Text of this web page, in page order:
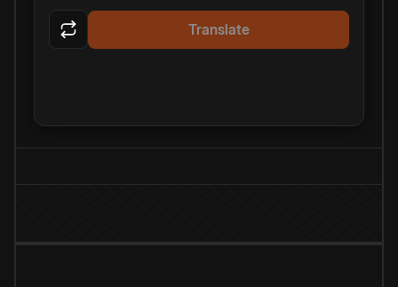
Translate